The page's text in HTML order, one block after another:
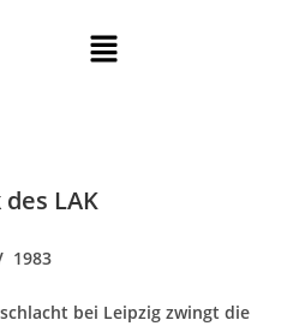
LAK
1983
bei Leipzig zwingt die